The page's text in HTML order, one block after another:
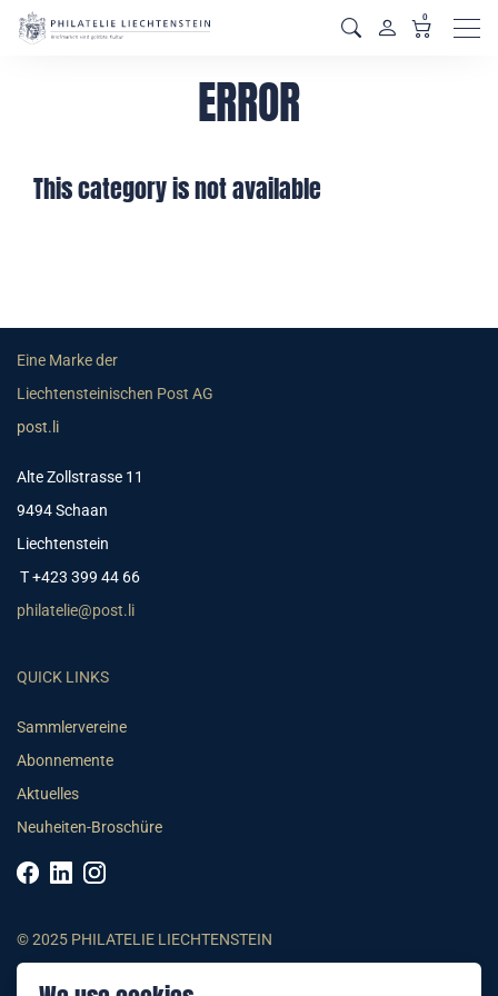
0
ERROR
This category is not available
Eine Marke der
Liechtensteinischen Post AG
post.li
Alte Zollstrasse 11
9494 Schaan
Liechtenstein
T +423 399 44 66
philatelie@post.li
QUICK LINKS
Sammlervereine
Abonnemente
Aktuelles
Neuheiten-Broschüre
© 2025 PHILATELIE LIECHTENSTEIN
AGB